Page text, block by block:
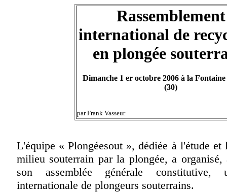
Rassemblement
international de
en plongée
Dimanche 1 er octobre 2006 à la Fontaine
(30)
par Frank Vasseur
L'équipe « Plongéesout », dédiée à l'étude
milieu souterrain par la plongée, a organisé,
son assemblée générale constitutive,
internationale de plongeurs souterrains.